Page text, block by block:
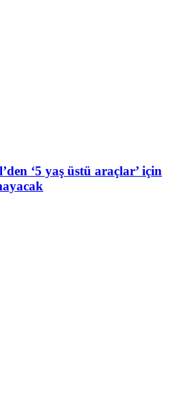
‘5 yaş üstü araçlar’ için